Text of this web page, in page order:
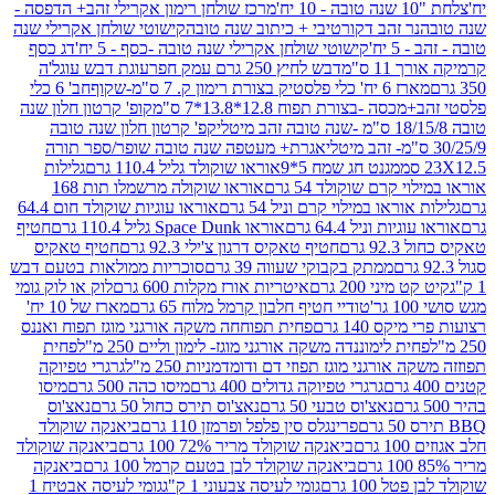
מרכז שולחן רימון אקרילי זהב+ הדפסה -
זהב דקורטיבי + כיתוב שנה טובהקישוטי שולחן אקרילי שנה
קישוטי שולחן אקרילי שנה טובה -כסף - 5 יח'
דג כסף
ס"מ
דבש לחיץ 250 גרם עמק חפר
עוגת דבש עוגל'ה
בצורת רימון ק. 7 ס"מ-שקוף
חב' 6 כלי
-בצורת תפוח 12.8*13.8*7 ס"מ
קופ' קרטון חלון שנה
קפ' קרטון חלון שנה טובה
אגרת+ מעטפה שנה טובה שופר/ספר תורה
מגנט חג שמח 5*9
אוראו שוקולד גליל 110.4 גרם
גלילות
קרם שוקולד 54 גרם
אוראו שוקולה מרשמלו תות 168
במילוי קרם וניל 54 גרם
אוראו עוגיות שוקולד חום 64.4
וניל 64.4 גרם
אוראו Space Dunk גליל 110.4 גרם
חטיף
חטיף טאקיס דרגון צ'ילי 92.3 גרם
חטיף טאקיס
ממתק בקבוקי שעווה 39 גרם
סוכריות ממולאות בטעם דבש
200 גרם
איטריות אורז מקלות 600 גרם
לוק או לוק גומי
טודיי חטיף חלבון קרמל מלוח 65 גרם
מארז של 10 יח'
140 גרם
פחית תפוחחה משקה אורגני מוגז תפוח ואננס
לימוננדה משקה אורגני מוגז- לימון וליים 250 מ"ל
פחית
מוגז תפוזי דם ודומדמניות 250 מ"ל
גרגרי טפיוקה
גרגרי טפיוקה גדולים 400 גרם
מיסו כהה 500 גרם
מיסו
נאצ'וס טבעי 50 גרם
נאצ'וס תירס כחול 50 גרם
נאצ'וס
פרינגלס סין פלפל ופרמזן 110 גרם
ביאנקה שוקולד
ביאנקה שוקולד מריר 72% 100 גרם
ביאנקה שוקולד
ביאנקה שוקולד לבן בטעם קרמל 100 גרם
ביאנקה
גרם
גומי לעיסה צבעוני 1 ק"ג
גומי לעיסה אבטיח 1